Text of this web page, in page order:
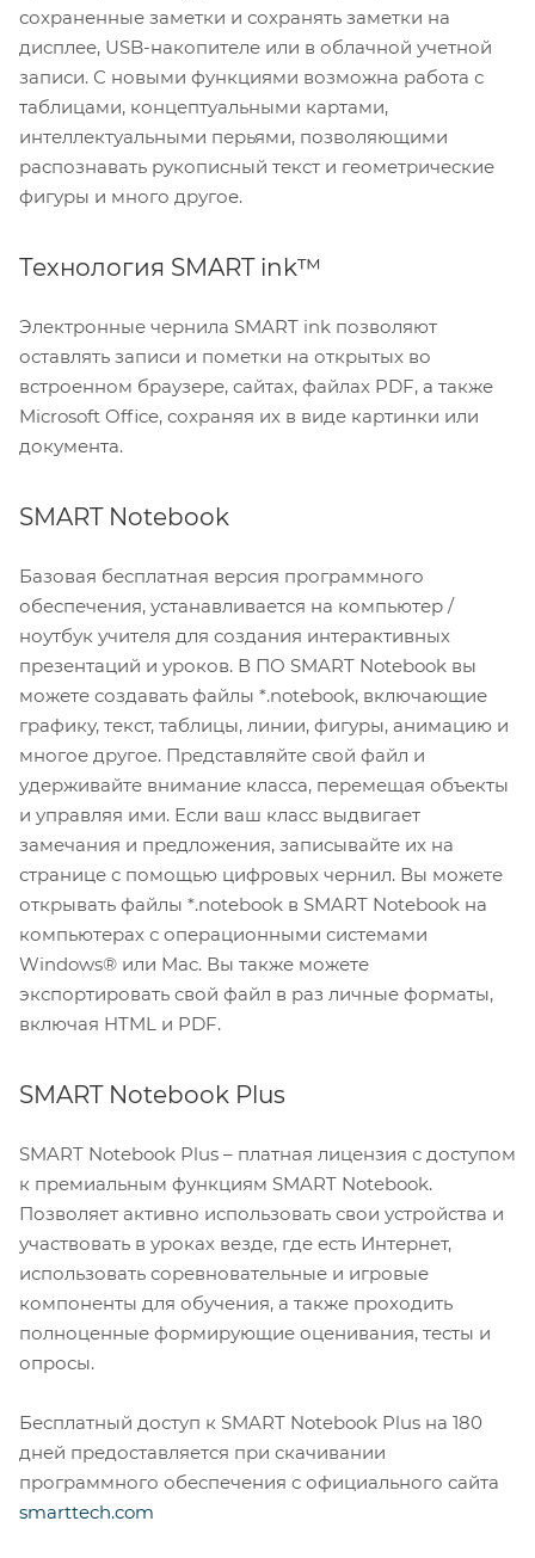
сохраненные заметки и сохранять заметки на
дисплее, USB-накопителе или в облачной учетной
записи. С новыми функциями возможна работа с
таблицами, концептуальными картами,
интеллектуальными перьями, позволяющими
распознавать рукописный текст и геометрические
фигуры и много другое.
Технология SMART ink™
Электронные чернила SMART ink позволяют
оставлять записи и пометки на открытых во
встроенном браузере, сайтах, файлах PDF, а также
Microsoft Office, сохраняя их в виде картинки или
документа.
SMART Notebook
Базовая бесплатная версия программного
обеспечения, устанавливается на компьютер /
ноутбук учителя для создания интерактивных
презентаций и уроков. В ПО SMART Notebook вы
можете создавать файлы *.notebook, включающие
графику, текст, таблицы, линии, фигуры, анимацию и
многое другое. Представляйте свой файл и
удерживайте внимание класса, перемещая объекты
и управляя ими. Если ваш класс выдвигает
замечания и предложения, записывайте их на
странице с помощью цифровых чернил. Вы можете
открывать файлы *.notebook в SMART Notebook на
компьютерах с операционными системами
Windows® или Mac. Вы также можете
экспортировать свой файл в раз личные форматы,
включая HTML и PDF.
SMART Notebook Plus
SMART Notebook Plus – платная лицензия с доступом
к премиальным функциям SMART Notebook.
Позволяет активно использовать свои устройства и
участвовать в уроках везде, где есть Интернет,
использовать соревновательные и игровые
компоненты для обучения, а также проходить
полноценные формирующие оценивания, тесты и
опросы.
Бесплатный доступ к SMART Notebook Plus на 180
дней предоставляется при скачивании
программного обеспечения с официального сайта
smarttech.com